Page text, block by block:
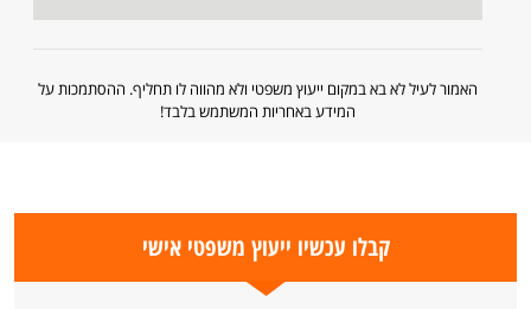
האמור לעיל לא בא במקום ייעוץ משפטי ולא מהווה לו תחליף. ההסתמכות על
המידע באחריות המשתמש בלבד!
קבלו עכשיו ייעוץ משפטי אישי